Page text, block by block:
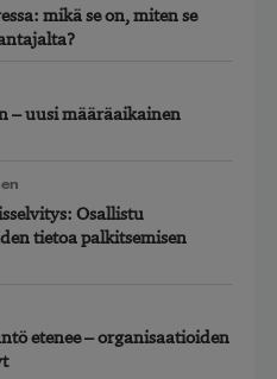
mikä se on, miten se
– uusi määräaikainen
Osallistu
tietoa palkitsemisen
etenee – organisaatioiden